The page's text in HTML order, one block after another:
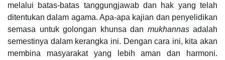
melalui batas-batas tanggungjawab dan hak yang telah
ditentukan dalam agama. Apa-apa kajian dan penyelidikan
semasa untuk golongan khunsa dan mukhannasadalah
semestinya dalam kerangka ini. Dengan cara ini, kita akan
membina masyarakat yang lebih aman dan harmoni.